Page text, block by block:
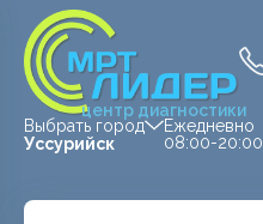
центр диагностики
Выбрать город
Уссурийск
Ежедневно
08:00-20:00